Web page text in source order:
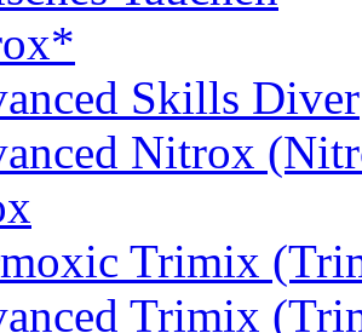
Skills Diver
Nitrox
Trimix
Trimix